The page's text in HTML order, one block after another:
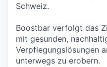
Schweiz.
Boostbar verfolgt das
mit gesunden,
Verpflegungslösungen
unterwegs zu erobern.